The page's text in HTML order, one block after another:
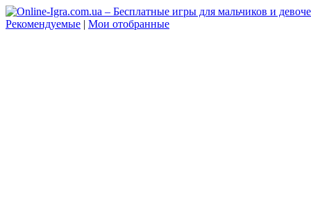
Рекомендуемые | Мои отобранные